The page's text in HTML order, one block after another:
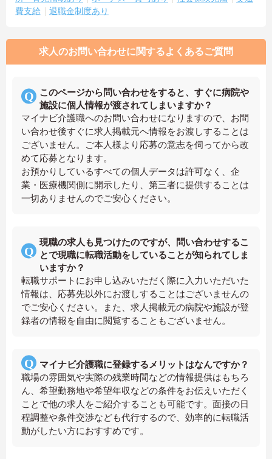
費支給
退職金制度あり
求人のお問い合わせに関するよくあるご質問
このページから問い合わせをすると、すぐに病院や
施設に個人情報が渡されてしまいますか？
マイナビ介護職へのお問い合わせになりますので、お問
い合わせ後すぐに求人掲載元へ情報をお渡しすることは
ございません。ご本人様より応募の意志を伺ってから改
めて応募となります。
お預かりしているすべての個人データは許可なく、企
業・医療機関側に開示したり、第三者に提供することは
一切ありませんのでご安心ください。
現職の求人も見つけたのですが、問い合わせするこ
とで現職に転職活動をしていることが知られてしま
いますか？
転職サポートにお申し込みいただく際に入力いただいた
情報は、応募先以外にお渡しすることはございませんの
でご安心ください。また、求人掲載元の病院や施設が登
録者の情報を自由に閲覧することもございません。
マイナビ介護職に登録するメリットはなんですか？
職場の雰囲気や実際の残業時間などの情報提供はもちろ
ん、希望勤務地や希望年収などの条件をお伝えいただく
ことで他の求人をご紹介することも可能です。面接の日
程調整や条件交渉なども代行するので、効率的に転職活
動がしたい方におすすめです。